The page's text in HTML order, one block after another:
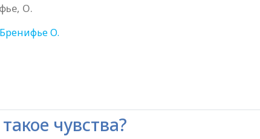
О.
Бренифье О.
чувства?